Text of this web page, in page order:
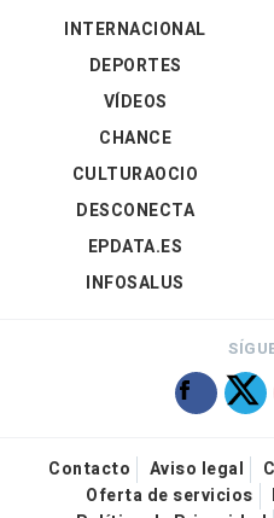
INTERNACIONAL
DEPORTES
VÍDEOS
CHANCE
CULTURAOCIO
DESCONECTA
EPDATA.ES
INFOSALUS
Contacto Aviso legal
Oferta de servicios